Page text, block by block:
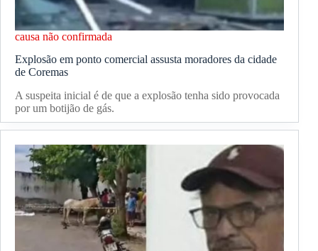
causa não confirmada
Explosão em ponto comercial assusta moradores da cidade
de Coremas
A suspeita inicial é de que a explosão tenha sido provocada
por um botijão de gás.